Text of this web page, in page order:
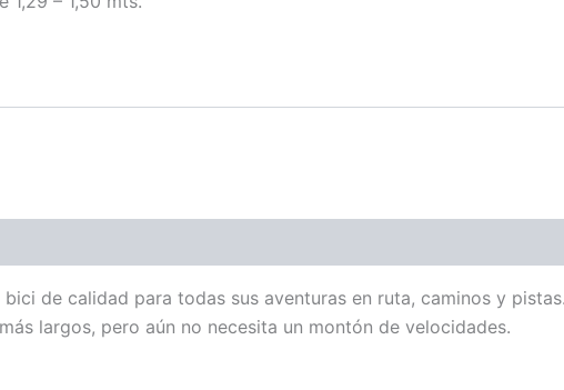
de calidad para todas sus aventuras en ruta, caminos y
largos, pero aún no necesita un montón de velocidades.